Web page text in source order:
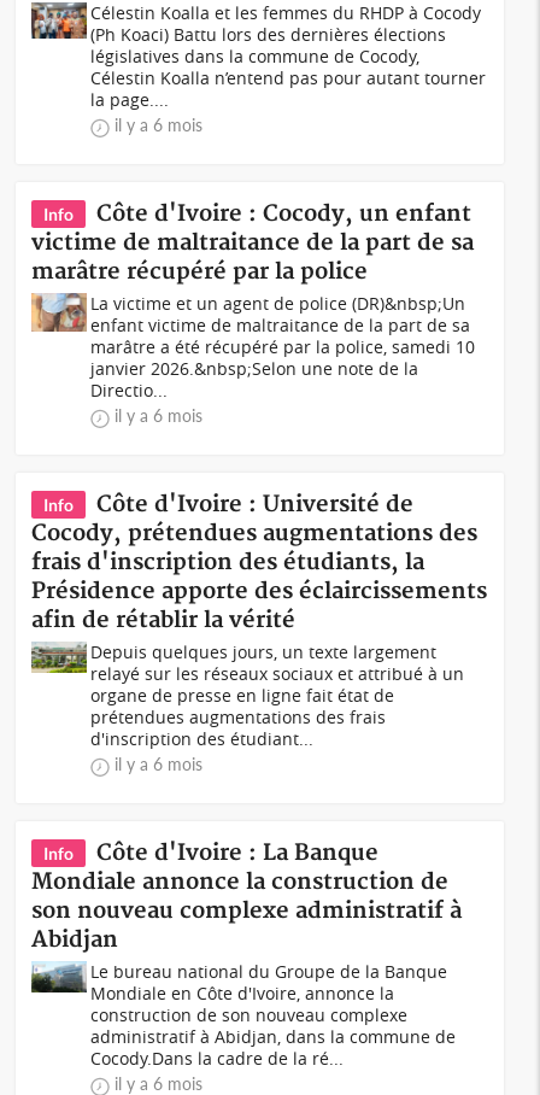
Célestin Koalla et les femmes du RHDP à Cocody
(Ph Koaci) Battu lors des dernières élections
législatives dans la commune de Cocody,
Célestin Koalla n’entend pas pour autant tourner
la page....
il y a 6 mois
Info
Côte d'Ivoire : Cocody, un enfant
victime de maltraitance de la part de sa
marâtre récupéré par la police
La victime et un agent de police (DR)&nbsp;Un
enfant victime de maltraitance de la part de sa
marâtre a été récupéré par la police, samedi 10
janvier 2026.&nbsp;Selon une note de la
Directio...
il y a 6 mois
Info
Côte d'Ivoire : Université de
Cocody, prétendues augmentations des
frais d'inscription des étudiants, la
Présidence apporte des éclaircissements
afin de rétablir la vérité
Depuis quelques jours, un texte largement
relayé sur les réseaux sociaux et attribué à un
organe de presse en ligne fait état de
prétendues augmentations des frais
d'inscription des étudiant...
il y a 6 mois
Info
Côte d'Ivoire : La Banque
Mondiale annonce la construction de
son nouveau complexe administratif à
Abidjan
Le bureau national du Groupe de la Banque
Mondiale en Côte d'Ivoire, annonce la
construction de son nouveau complexe
administratif à Abidjan, dans la commune de
Cocody.Dans la cadre de la ré...
il y a 6 mois